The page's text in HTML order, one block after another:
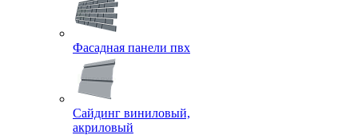
Фасадная панели пвх
Сайдинг виниловый,
акриловый